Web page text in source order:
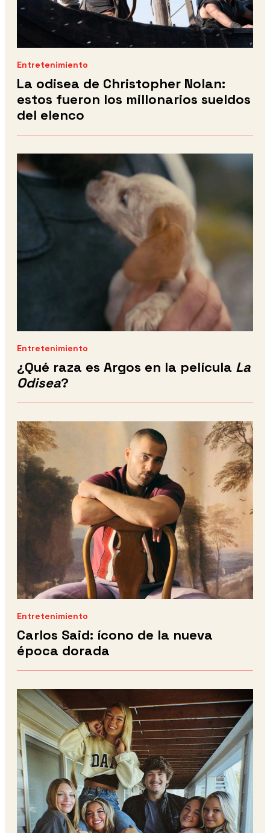
Entretenimiento
La odisea de Christopher Nolan:
estos fueron los millonarios sueldos
del elenco
Entretenimiento
¿Qué raza es Argos en la película La
Odisea?
Entretenimiento
Carlos Said: ícono de la nueva
época dorada